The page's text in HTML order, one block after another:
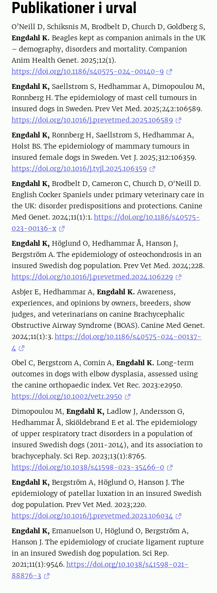
Publikationer i urval
O’Neill D, Schiksnis M, Brodbelt D, Church D, Goldberg S,
Engdahl K. Beagles kept as companion animals in the UK
– demography, disorders and mortality. Companion
Anim Health Genet. 2025;12(1).
https://doi.org/10.1186/s40575-024-00140-9
Engdahl K, Saellstrom S, Hedhammar A, Dimopoulou M,
Ronnberg H. The epidemiology of mast cell tumours in
insured dogs in Sweden. Prev Vet Med. 2025;242:106589.
https://doi.org/10.1016/j.prevetmed.2025.106589
Engdahl K, Ronnberg H, Saellstrom S, Hedhammar A,
Holst BS. The epidemiology of mammary tumours in
insured female dogs in Sweden. Vet J. 2025;312:106359.
https://doi.org/10.1016/j.tvjl.2025.106359
Engdahl K, Brodbelt D, Cameron C, Church D, O'Neill D.
English Cocker Spaniels under primary veterinary care in
the UK: disorder predispositions and protections. Canine
Med Genet. 2024;11(1):1. https://doi.org/10.1186/s40575-
023-00136-x
Engdahl K, Höglund O, Hedhammar Å, Hanson J,
Bergström A. The epidemiology of osteochondrosis in an
insured Swedish dog population. Prev Vet Med. 2024;228.
https://doi.org/10.1016/j.prevetmed.2024.106229
Asbjer E, Hedhammar A, Engdahl K. Awareness,
experiences, and opinions by owners, breeders, show
judges, and veterinarians on canine Brachycephalic
Obstructive Airway Syndrome (BOAS). Canine Med Genet.
2024;11(1):3. https://doi.org/10.1186/s40575-024-00137-
4
Obel C, Bergstrom A, Comin A, Engdahl K. Long-term
outcomes in dogs with elbow dysplasia, assessed using
the canine orthopaedic index. Vet Rec. 2023:e2950.
https://doi.org/10.1002/vetr.2950
Dimopoulou M, Engdahl K, Ladlow J, Andersson G,
Hedhammar Å, Skiöldebrand E et al. The epidemiology
of upper respiratory tract disorders in a population of
insured Swedish dogs (2011-2014), and its association to
brachycephaly. Sci Rep. 2023;13(1):8765.
https://doi.org/10.1038/s41598-023-35466-0
Engdahl K, Bergström A, Höglund O, Hanson J. The
epidemiology of patellar luxation in an insured Swedish
dog population. Prev Vet Med. 2023;220.
https://doi.org/10.1016/j.prevetmed.2023.106034
Engdahl K, Emanuelson U, Höglund O, Bergström A,
Hanson J. The epidemiology of cruciate ligament rupture
in an insured Swedish dog population. Sci Rep.
2021;11(1):9546. https://doi.org/10.1038/s41598-021-
88876-3